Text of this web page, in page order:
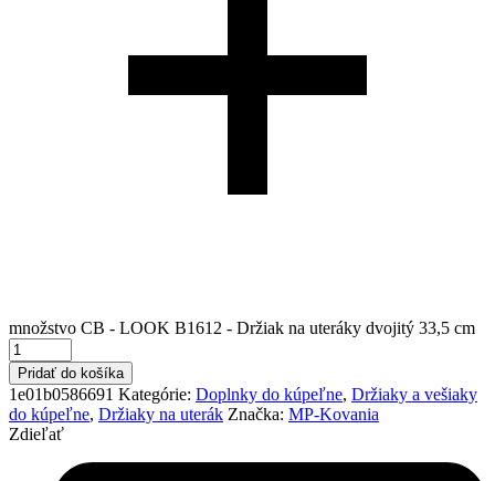
množstvo CB - LOOK B1612 - Držiak na uteráky dvojitý 33,5 cm
Pridať do košíka
1e01b0586691 Kategórie: Doplnky do kúpeľne, Držiaky a vešiaky
do kúpeľne, Držiaky na uterák Značka: MP-Kovania
Zdieľať